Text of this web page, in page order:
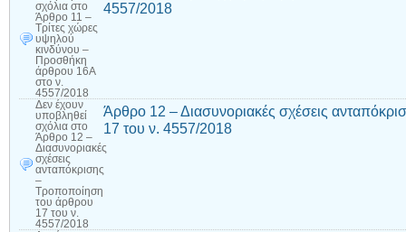
σχόλια στο
Άρθρο 11 –
Τρίτες χώρες
υψηλού
κινδύνου –
Προσθήκη
άρθρου 16A
στο ν.
4557/2018
4557/2018
Δεν έχουν
υποβληθεί
σχόλια στο
Άρθρο 12 –
Διασυνοριακές
σχέσεις
ανταπόκρισης
–
Τροποποίηση
του άρθρου
17 του ν.
4557/2018
Άρθρο 12 – Διασυνοριακές σχέσεις
17 του ν. 4557/2018